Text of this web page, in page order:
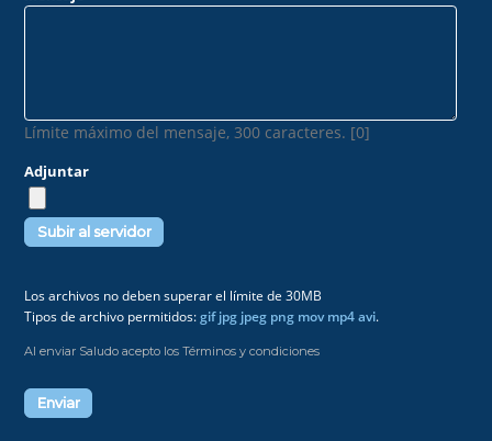
Límite máximo del mensaje, 300 caracteres. [0]
Adjuntar
Los archivos no deben superar el límite de 30MB
Tipos de archivo permitidos:gif jpg jpeg png mov mp4 avi.
Al enviar Saludo acepto los Términos y condiciones